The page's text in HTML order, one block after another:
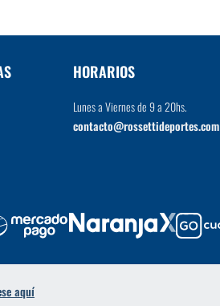
HORARIOS
Lunes a Viernes de 9 a 20hs.
contacto@rossettideportes.com
aquí